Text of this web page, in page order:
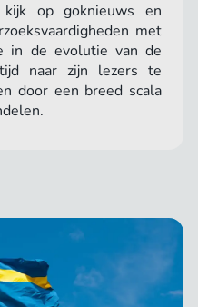
op goknieuws en
met
in de evolutie van de
naar zijn lezers te
door een breed scala